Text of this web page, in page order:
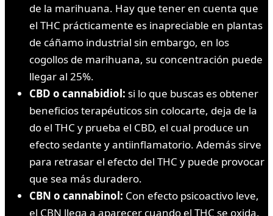
de la marihuana. Hay que tener en cuenta que
el THC prácticamente es inapreciable en plantas
de cáñamo industrial sin embargo, en los
cogollos de marihuana, su concentración puede
llegar al 25%.
CBD o cannabidiol: si lo que buscas es obtener
beneficios terapéuticos sin colocarte, deja de la
do el THC y prueba el CBD, el cual produce un
efecto sedante y antiinflamatorio. Además sirve
para retrasar el efecto del THC y puede provocar
que sea más duradero.
CBN o cannabinol: Con efecto psicoactivo leve,
el CBN llega a aparecer cuando el THC se oxida.